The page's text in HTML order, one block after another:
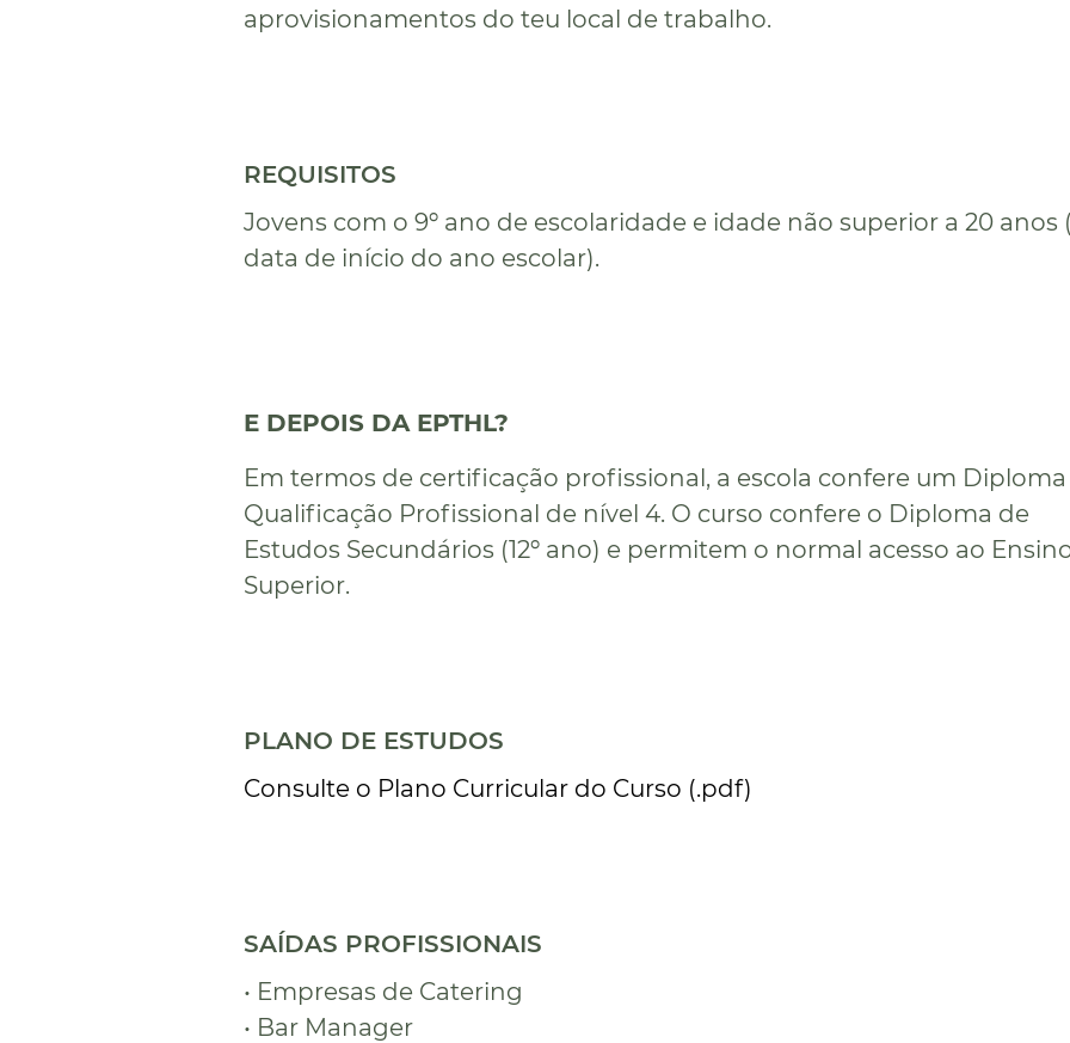
aprovisionamentos do teu local de trabalho.
REQUISITOS
Jovens com o 9º ano de escolaridade e idade não superior a 20 anos
data de início do ano escolar).
E DEPOIS DA EPTHL?
Em termos de certificação profissional, a escola confere um
Qualificação Profissional de nível 4. O curso confere o Diploma de
Estudos Secundários (12º ano) e permitem o normal acesso ao
Superior.
PLANO DE ESTUDOS
Consulte o Plano Curricular do Curso (.pdf)
SAÍDAS PROFISSIONAIS
• Empresas de Catering
• Bar Manager